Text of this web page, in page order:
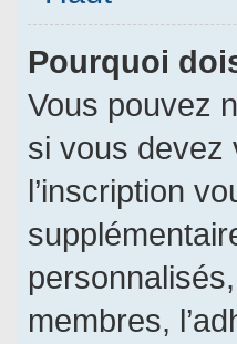
Pourquoi
Vous pouvez
si vous devez
l’inscription
membres,